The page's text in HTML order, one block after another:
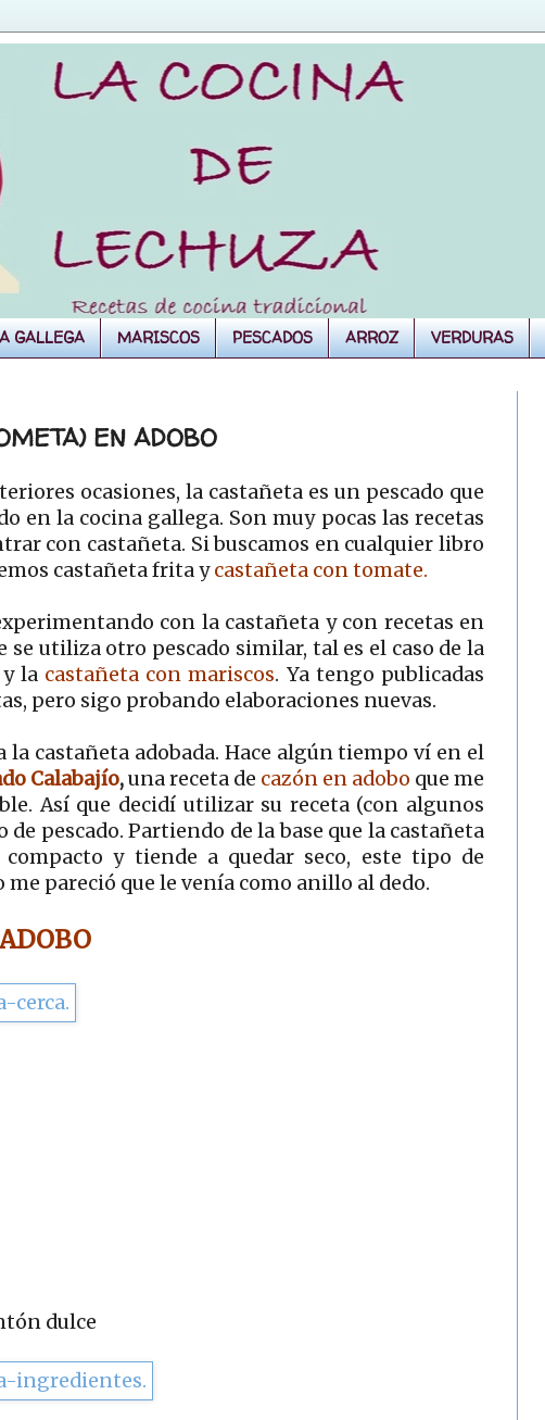
GALLEGA MARISCOS PESCADOS ARROZ VERDURAS
EN ADOBO
ocasiones, la castañeta es un pescado que
en la cocina gallega. Son muy pocas las recetas
con castañeta. Si buscamos en cualquier libro
castañeta frita ycastañeta con tomate.
con la castañeta y con recetas en
utiliza otro pescado similar, tal es el caso de la
y la castañeta con mariscos. Ya tengo publicadas
pero sigo probando elaboraciones nuevas.
la castañeta adobada. Hace algún tiempo ví en el
Calabajío,una receta de cazón en adobo que me
Así que decidí utilizar su receta (con algunos
pescado. Partiendo de la base que la castañeta
y tiende a quedar seco, este tipo de
me pareció que le venía como anillo al dedo.
dulce